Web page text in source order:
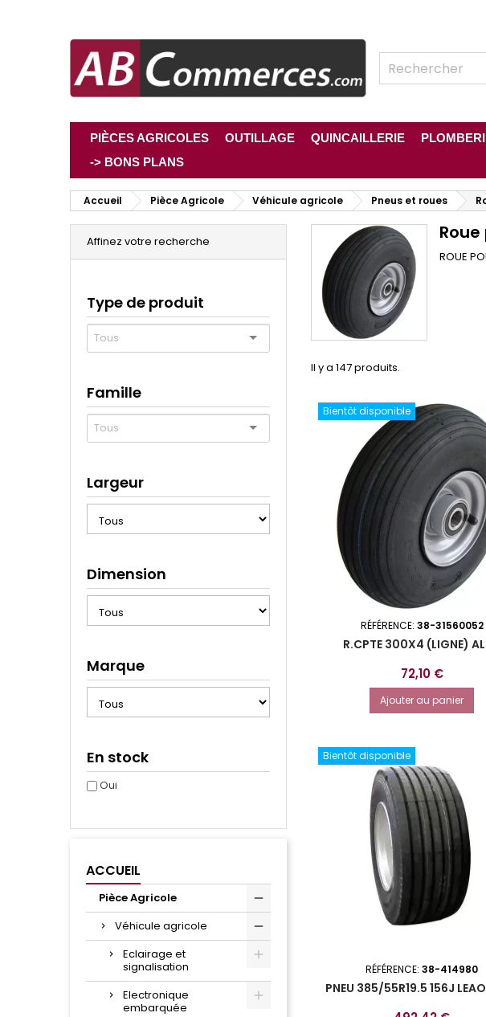
PIÈCES AGRICOLES OUTILLAGE QUINCAILLERIE
-> BONS PLANS
Accueil Pièce Agricole Véhicule agricole Pneus et roues
Affinez votre recherche
Type de produit
Famille
Largeur
Dimension
Marque
En stock
Oui
ACCUEIL
Pièce Agricole
Véhicule agricole
Eclairage et
signalisation
Electronique
embarquée
ROUE
Il y a 147 produits.
Bientôt disponible
RÉFÉRENCE: 38-31560052
R.CPTE 300X4 (LIGNE)
Prix
72,10 €
Ajouter au panier
Bientôt disponible
RÉFÉRENCE:38-414980
PNEU 385/55R19.5 156J